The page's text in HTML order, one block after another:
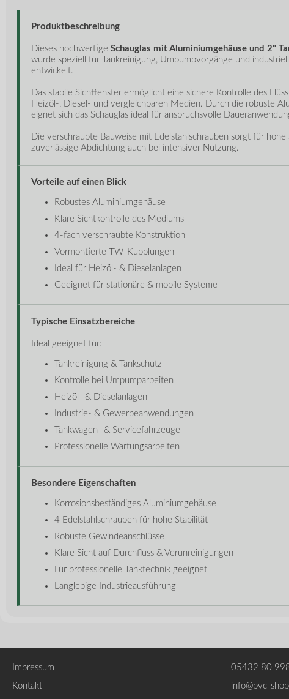
Produktbeschreibung
Dieses hochwertige Schauglas mit Aluminiumgehäuse und 2"
wurde speziell für Tankreinigung, Umpumpvorgänge und
entwickelt.
Das stabile Sichtfenster ermöglicht eine sichere Kontrolle des
Heizöl-, Diesel- und vergleichbaren Medien. Durch die robuste
eignet sich das Schauglas ideal für anspruchsvolle
Die verschraubte Bauweise mit Edelstahlschrauben sorgt für hohe
zuverlässige Abdichtung auch bei intensiver Nutzung.
Vorteile auf einen Blick
Robustes Aluminiumgehäuse
Klare Sichtkontrolle des Mediums
4-fach verschraubte Konstruktion
Vormontierte TW-Kupplungen
Ideal für Heizöl- & Dieselanlagen
Geeignet für stationäre & mobile Systeme
Typische Einsatzbereiche
Ideal geeignet für:
Tankreinigung & Tankschutz
Kontrolle bei Umpumparbeiten
Heizöl- & Dieselanlagen
Industrie- & Gewerbeanwendungen
Tankwagen- & Servicefahrzeuge
Professionelle Wartungsarbeiten
Besondere Eigenschaften
Korrosionsbeständiges Aluminiumgehäuse
4 Edelstahlschrauben für hohe Stabilität
Robuste Gewindeanschlüsse
Klare Sicht auf Durchfluss & Verunreinigungen
Für professionelle Tanktechnik geeignet
Langlebige Industrieausführung
Impressum
Kontakt
05432 80
info@pvc-